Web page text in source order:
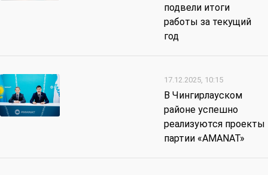
подвели итоги
работы за текущий
год
17.12.2025, 10:15
В Чингирлауском
районе успешно
реализуются проекты
партии «AMANAT»